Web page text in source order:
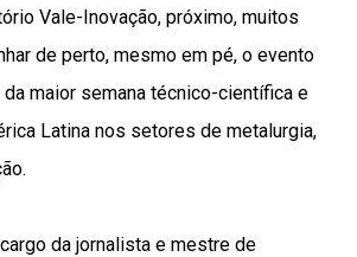
Vale-Inovação, próximo, muitos
de perto, mesmo em pé, o evento
maior semana técnico-científica e
Latina nos setores de metalurgia,
da jornalista e mestre de